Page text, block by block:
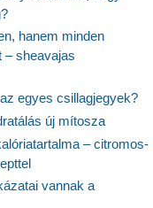
hanem minden
– sheavajas
egyes csillagjegyek?
új mítosza
– citromos-
vannak a